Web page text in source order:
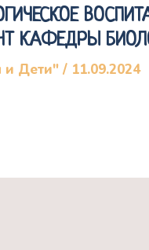
КАФЕДРЫ
и Дети"/ 11.09.2024